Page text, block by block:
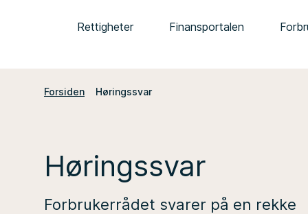
Rettigheter Finansportalen
Forsiden Høringssvar
Høringssvar
Forbrukerrådet svarer på en rekke